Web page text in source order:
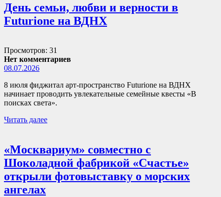
День семьи, любви и верности в
Futurione на ВДНХ
Просмотров: 31
Нет комментариев
08.07.2026
8 июля фиджитал арт-пространство Futurione на ВДНХ
начинает проводить увлекательные семейные квесты «В
поисках света».
Читать далее
«Москвариум» совместно с
Шоколадной фабрикой «Счастье»
открыли фотовыставку о морских
ангелах